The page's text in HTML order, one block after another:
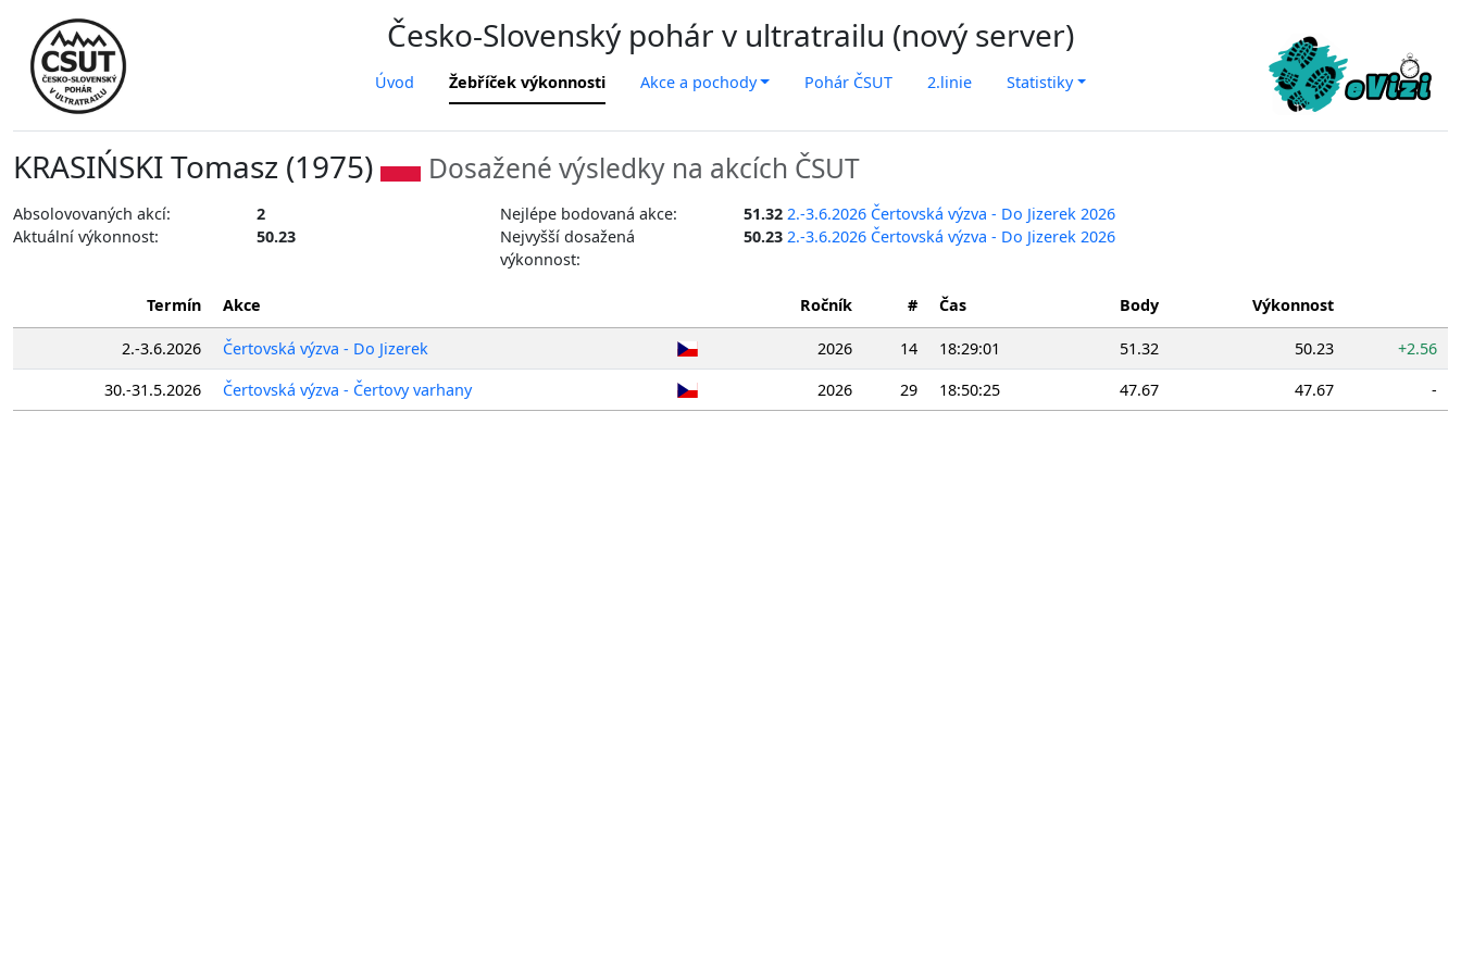
Česko-Slovenský pohár v ultratrailu (nový server)
Úvod Žebříček výkonnosti Akce a pochody Pohár ČSUT 2.linie Statistiky
KRASIŃSKI Tomasz (1975) Dosažené výsledky na akcích ČSUT
Absolovovaných akcí: 2 Nejlépe bodovaná akce: 51.32 2.-3.6.2026 Čertovská výzva - Do Jizerek 2026
Aktuální výkonnost:
50.23
Nejvyšší dosažená
výkonnost:
50.23 2.-3.6.2026 Čertovská výzva - Do Jizerek 2026
Termín Akce Ročník # Čas Body Výkonnost
2.-3.6.2026 Čertovská výzva - Do Jizerek 2026 14 18:29:01 51.32 50.23
+2.56
30.-31.5.2026
Čertovská výzva - Čertovy varhany 2026 29 18:50:25 47.67 47.67 -